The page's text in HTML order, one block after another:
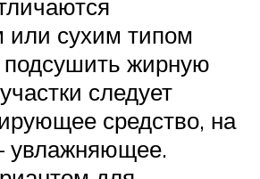
сухим типом
жирную
следует
средство, на
увлажняющее.